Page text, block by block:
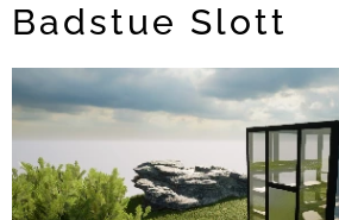
Badstue Slott